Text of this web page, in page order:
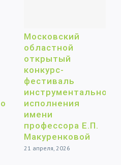
Московский
областной
открытый
конкурс-
фестиваль
инструментального
исполнения
имени
профессора Е.П.
Макуренковой
21 апреля, 2026